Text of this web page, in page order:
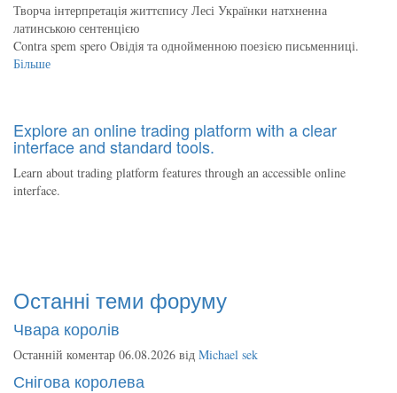
Творча інтерпретація життєпису Лесі Українки натхненна
латинською сентенцією
Contra spem spero Овідія та однойменною поезією письменниці.
Більше
Explore an online trading platform with a clear
interface and standard tools.
Learn about trading platform features through an accessible online
interface.
Останні теми форуму
Чвара королів
Останній коментар 06.08.2026 від Michael sek
Снігова королева